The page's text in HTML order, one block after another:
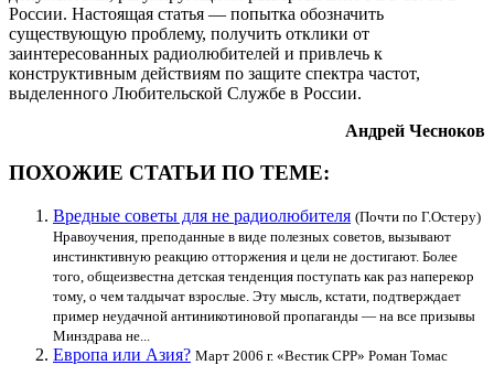
России. Настоящая статья — попытка обозначить
существующую проблему, получить отклики от
заинтересованных радиолюбителей и привлечь к
конструктивным действиям по защите спектра частот,
выделенного Любительской Службе в России.
Андрей Чесноков
ПОХОЖИЕ СТАТЬИ ПО ТЕМЕ:
Вредные советы для не радиолюбителя (Почти по Г.Остеру)
Нравоучения, преподанные в виде полезных советов, вызывают
инстинктивную реакцию отторжения и цели не достигают. Более
того, общеизвестна детская тенденция поступать как раз наперекор
тому, о чем талдычат взрослые. Эту мысль, кстати, подтверждает
пример неудачной антиникотиновой пропаганды — на все призывы
Минздрава не...
Европа или Азия? Март 2006 г. «Вестик СРР» Роман Томас